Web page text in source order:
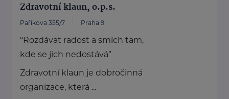
Zdravotní klaun, o.p.s.
Paříkova 355/7 Praha 9
“Rozdávat radost a smích tam,
kde se jich nedostává”
Zdravotní klaun je dobročinná
organizace, která ...